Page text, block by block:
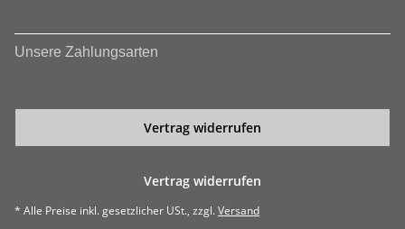
Unsere Zahlungsarten
Vertrag widerrufen
Vertrag widerrufen
* Alle Preise inkl. gesetzlicher USt., zzgl.Versand